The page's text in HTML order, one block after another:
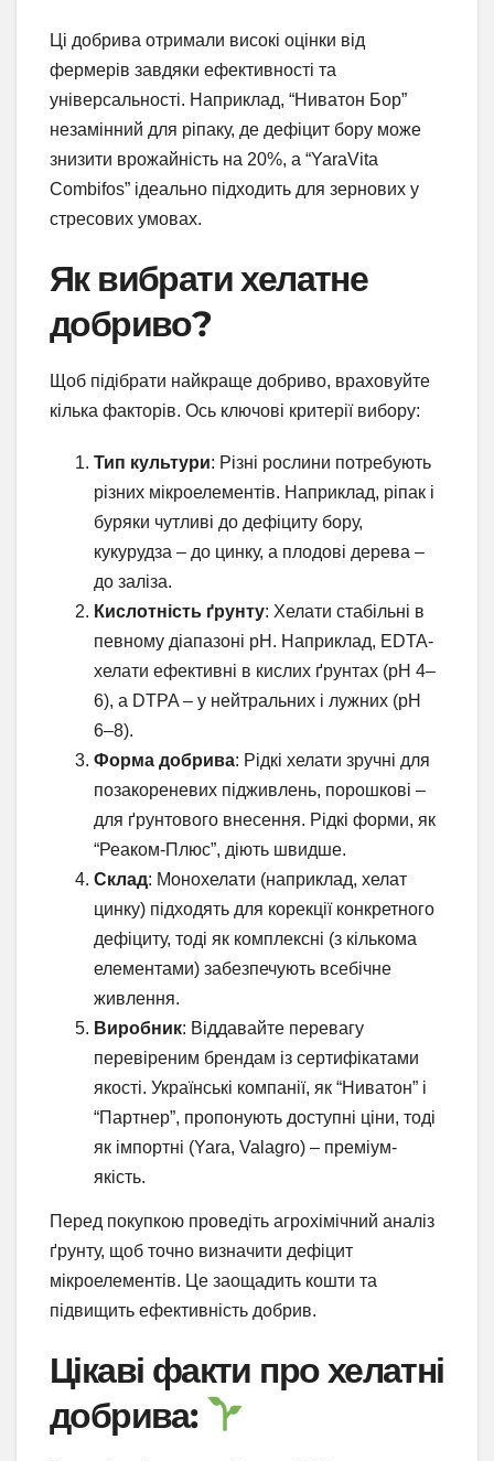
Ці добрива отримали високі оцінки від
фермерів завдяки ефективності та
універсальності. Наприклад, “Ниватон Бор”
незамінний для ріпаку, де дефіцит бору може
знизити врожайність на 20%, а “YaraVita
Combifos” ідеально підходить для зернових у
стресових умовах.
Як вибрати хелатне
добриво?
Щоб підібрати найкраще добриво, враховуйте
кілька факторів. Ось ключові критерії вибору:
Тип культури: Різні рослини потребують
різних мікроелементів. Наприклад, ріпак і
буряки чутливі до дефіциту бору,
кукурудза – до цинку, а плодові дерева –
до заліза.
Кислотність ґрунту: Хелати стабільні в
певному діапазоні pH. Наприклад, EDTA-
хелати ефективні в кислих ґрунтах (pH 4–
6), а DTPA – у нейтральних і лужних (pH
6–8).
Форма добрива: Рідкі хелати зручні для
позакореневих підживлень, порошкові –
для ґрунтового внесення. Рідкі форми, як
“Реаком-Плюс”, діють швидше.
Склад: Монохелати (наприклад, хелат
цинку) підходять для корекції конкретного
дефіциту, тоді як комплексні (з кількома
елементами) забезпечують всебічне
живлення.
Виробник: Віддавайте перевагу
перевіреним брендам із сертифікатами
якості. Українські компанії, як “Ниватон” і
“Партнер”, пропонують доступні ціни, тоді
як імпортні (Yara, Valagro) – преміум-
якість.
Перед покупкою проведіть агрохімічний аналіз
ґрунту, щоб точно визначити дефіцит
мікроелементів. Це заощадить кошти та
підвищить ефективність добрив.
Цікаві факти про хелатні
добрива: